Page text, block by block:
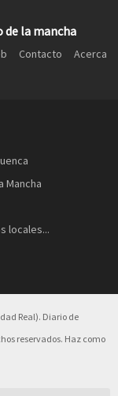
de la mancha
Contacto
Acerca
Mancha
locales...
Real). Diario de
reservados. Haz como